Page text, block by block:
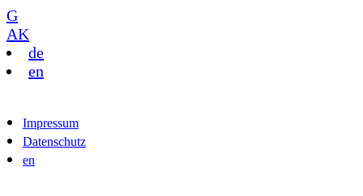
G
AK
de
en
Impressum
Datenschutz
en